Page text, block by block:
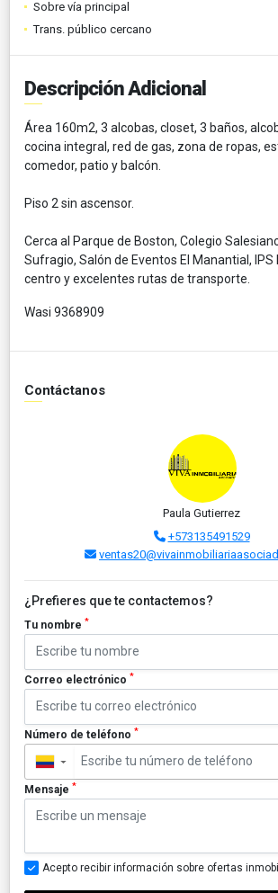
Sobre vía principal
Trans. público cercano
Descripción Adicional
Área 160m2, 3 alcobas, closet, 3 baños,
cocina integral, red de gas, zona de ropas,
comedor, patio y balcón.
Piso 2 sin ascensor.
Cerca al Parque de Boston, Colegio Salesiano
Sufragio, Salón de Eventos El Manantial, IPS
centro y excelentes rutas de transporte.
Wasi 9368909
Contáctanos
Paula Gutierrez
+573135491529
¿Prefieres que te contactemos?
Tu nombre *
Correo electrónico *
Número de teléfono *
▼
Mensaje *
Acepto recibir información sobre ofertas